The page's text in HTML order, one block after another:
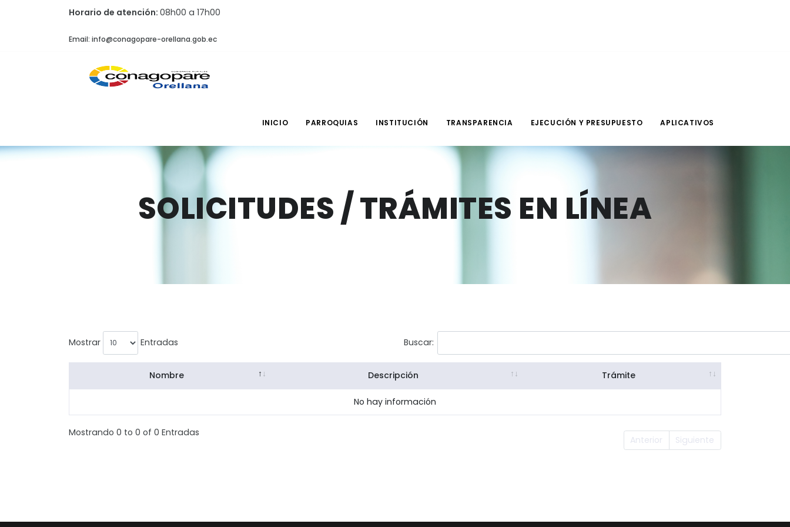
Horario de atención: 08h00 a 17h00
Email: info@conagopare-orellana.gob.ec
INICIO PARROQUIAS INSTITUCIÓN TRANSPARENCIA EJECUCIÓN Y PRESUPUESTO APLICATIVOS
SOLICITUDES / TRÁMITES EN LÍNEA
Mostrar Entradas Buscar:
Nombre Descripción Trámite
No hay información
Mostrando 0 to 0 of 0 Entradas
Anterior Siguiente